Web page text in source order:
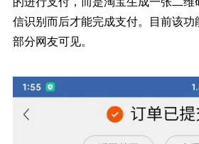
信识别而后才能完成支付。目前该功
部分网友可见。